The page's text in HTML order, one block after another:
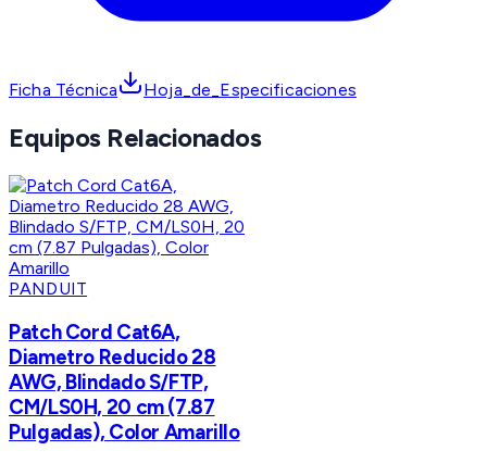
Ficha Técnica Hoja_de_Especificaciones
Equipos Relacionados
PANDUIT
Patch Cord Cat6A,
Diametro Reducido 28
AWG, Blindado S/FTP,
CM/LS0H, 20 cm (7.87
Pulgadas), Color Amarillo